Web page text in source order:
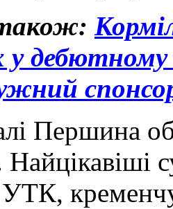
дебютному
Першина